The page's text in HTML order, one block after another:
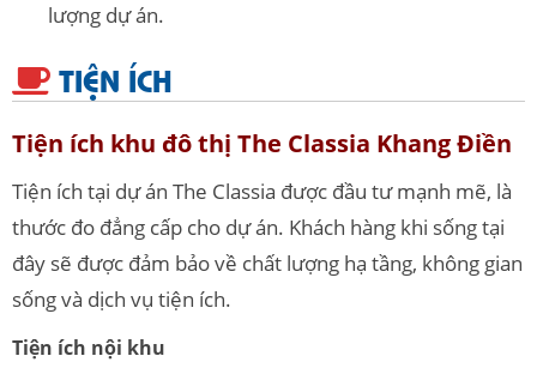
lượng dự án.
TIỆN ÍCH
Tiện ích khu đô thị The Classia Khang Điền
Tiện ích tại dự án The Classia được đầu tư mạnh mẽ, là
thước đo đẳng cấp cho dự án. Khách hàng khi sống tại
đây sẽ được đảm bảo về chất lượng hạ tầng, không gian
sống và dịch vụ tiện ích.
Tiện ích nội khu